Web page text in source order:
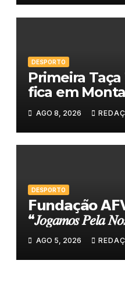
DESPORTO
Primeira
fica em
AGO 8, 2026
DESPORTO
𝗙𝘂𝗻𝗱𝗮𝗰̧𝗮̃𝗼
“𝐽𝑜𝑔𝑎𝑚𝑜𝑠 𝑃𝑒𝑙𝑎
AGO 5, 2026